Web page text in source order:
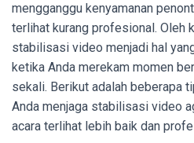
mengganggu kenyamanan
terlihat kurang profesional. Oleh
stabilisasi video menjadi hal
ketika Anda merekam momen
sekali. Berikut adalah beberapa
Anda menjaga stabilisasi video
acara terlihat lebih baik dan